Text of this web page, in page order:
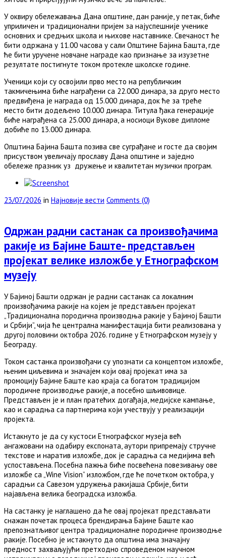
У оквиру обележавања Дана општине, дан раније, у петак, биће
уприличен и традиционални пријем за најуспешније ученике
основних и средњих школа и њихове наставнике. Свечаност ће
бити одржана у 11.00 часова у сали Општине Бајина Башта, где
ће бити уручене новчане награде као признање за изузетне
резултате постигнуте током протекле школске године.
Ученици који су освојили прво место на републичким
такмичењима биће награђени са 22.000 динара, за друго место
предвиђена је награда од 15.000 динара, док ће за треће
место бити додељено 10.000 динара. Титула ђака генерације
биће награђена са 25.000 динара, а носиоци Вукове дипломе
добиће по 13.000 динара.
Општина Бајина Башта позива све суграђане и госте да својим
присуством увеличају прославу Дана општине и заједно
обележе празник уз дружење и квалитетан музички програм.
23/07/2026 in Најновије вести Comments (0)
Одржан радни састанак са произвођачима
ракије из Бајине Баште- представљен
пројекат велике изложбе у Етнографском
музеју
У Бајиној Башти одржан је радни састанак са локалним
произвођачима ракије на којем је представљен пројекат
„Традиционална породична производња ракије у Бајиној Башти
и Србији”, чија ће централна манифестација бити реализована у
другој половини октобра 2026. године у Етнографском музеју у
Београду.
Током састанка произвођачи су упознати са концептом изложбе,
њеним циљевима и значајем који овај пројекат има за
промоцију Бајине Баште као краја са богатом традицијом
породичне производње ракије, а посебно шљивовице.
Представљен је и план пратећих догађаја, медијске кампање,
као и сарадња са партнерима који учествују у реализацији
пројекта.
Истакнуто је да су кустоси Етнографског музеја већ
ангажовани на одабиру експоната, аутори припремају стручне
текстове и наратив изложбе, док је сарадња са медијима већ
успостављена. Посебна пажња биће посвећена повезивању ове
изложбе са „Wine Vision” изложбом, где ће почетком октобра, у
сарадњи са Савезом удружења ракијаша Србије, бити
најављена велика београдска изложба.
На састанку је наглашено да ће овај пројекат представљати
снажан почетак процеса брендирања Бајине Баште као
препознатљивог центра традиционалне породичне производње
ракије. Посебно је истакнуто да општина има значајну
предност захваљујући претходно спроведеном научном